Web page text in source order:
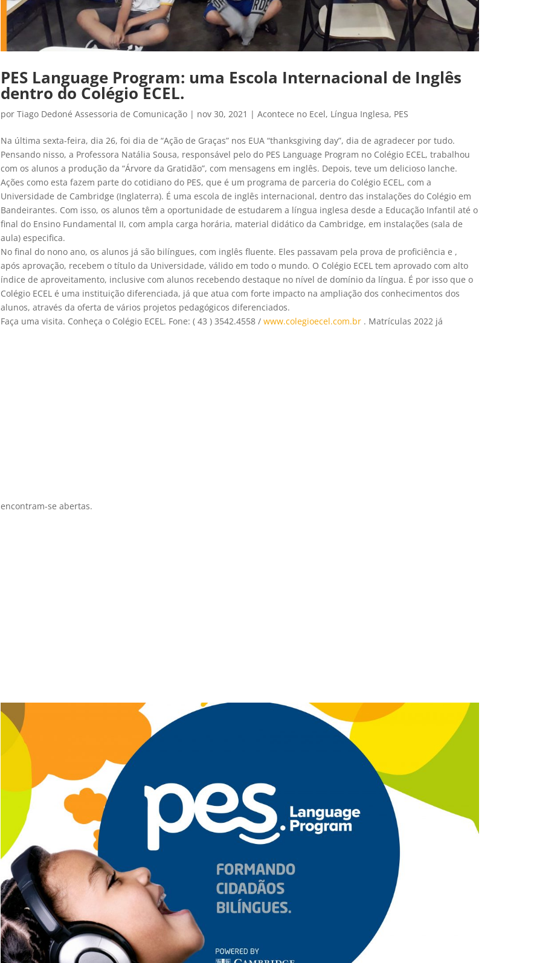
PES Language Program: uma Escola Internacional de Inglês
dentro do Colégio ECEL.
por Tiago Dedoné Assessoria de Comunicação| nov 30, 2021 | Acontece no Ecel, Língua Inglesa, PES
Na última sexta-feira, dia 26, foi dia de “Ação de Graças” nos EUA “thanksgiving day”, dia de agradecer por tudo.
Pensando nisso, a Professora Natália Sousa, responsável pelo do PES Language Program no Colégio ECEL, trabalhou
com os alunos a produção da “Árvore da Gratidão”, com mensagens em inglês. Depois, teve um delicioso lanche.
Ações como esta fazem parte do cotidiano do PES, que é um programa de parceria do Colégio ECEL, com a
Universidade de Cambridge (Inglaterra). É uma escola de inglês internacional, dentro das instalações do Colégio em
Bandeirantes. Com isso, os alunos têm a oportunidade de estudarem a língua inglesa desde a Educação Infantil até o
final do Ensino Fundamental II, com ampla carga horária, material didático da Cambridge, em instalações (sala de
aula) especifica.
No final do nono ano, os alunos já são bilíngues, com inglês fluente. Eles passavam pela prova de proficiência e ,
após aprovação, recebem o título da Universidade, válido em todo o mundo. O Colégio ECEL tem aprovado com alto
índice de aproveitamento, inclusive com alunos recebendo destaque no nível de domínio da língua. É por isso que o
Colégio ECEL é uma instituição diferenciada, já que atua com forte impacto na ampliação dos conhecimentos dos
alunos, através da oferta de vários projetos pedagógicos diferenciados.
Faça uma visita. Conheça o Colégio ECEL. Fone: ( 43 ) 3542.4558 / www.colegioecel.com.br. Matrículas 2022 já
Colégio ECEL oferta aulas de inglês e espanhol desde a
Educação Infantil
Tiago Dedoné Assessoria de Comunicação Língua Inglesa Língua Portuguesa
É um grande diferencial para o processo de formação das crianças o contato com idiomas diferentes da sua língua
materna. Muitos não entendem direito a importância estratégica desta prática educativa por que associam a
educação infantil apenas ao “brincar e pintar”, imaginando que elas não são capazes de assimilar este tipo de
conteúdo. É aí que muitos se enganam. Os diferentes conteúdos podem ser assimilados com um projeto pedagógico
e material didático específico que tornem lúdico este processo de ensino – aprendizagem, respeitando o tempo e às
limitações da própria idade.
Professores de qualidade e especializados, juntamente com um material didático de excelência, podem contribuir
muito com este processo de aproximação entre a criança e os estudos da língua estrangeira, instigando benefícios
como, por exemplo: 01) o desenvolvimento cognitivo mais amplo – as funções cognitivas são estimuladas e, com isso,
o raciocínio é beneficiado pela capacidade da criança de se comunicar em idiomas diferentes -; 02) Fluência – quem
inicia este aprendizado na fase infantil tem muito mais possibilidades de sucesso durante todos os anos seguintes
do processo acadêmico, já que irão se deparar com muitas referências e materiais de estudos em outra língua. Além
disso, já garante mais chances de espaço no mercado de trabalho quando tornarem-se adultos; 03) Socialização – O
estudos da língua estrangeira, nesta fase, pode ser bem divertida, com músicas, danças e coreografias, teatros,